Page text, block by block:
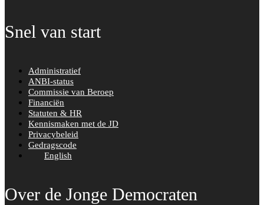
Snel van start
Administratief
ANBI-status
Commissie van Beroep
Financiën
Statuten & HR
Kennismaken met de JD
Privacybeleid
Gedragscode
English
Over de Jonge Democraten